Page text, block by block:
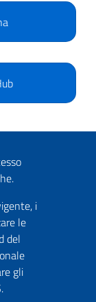
i
le
del
gli